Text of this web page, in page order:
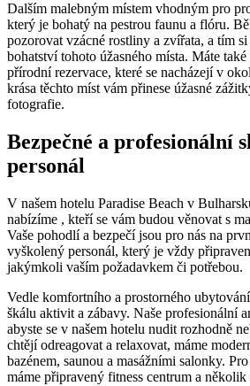
Dalším malebným místem vhodným pro
který je bohatý na pestrou faunu a flóru.
pozorovat vzácné rostliny a zvířata, a tím
bohatství tohoto úžasného místa. Máte
přírodní rezervace, které se nacházejí v
krása těchto míst vám přinese úžasné
fotografie.
Bezpečné a profesionální
personál
V našem hotelu Paradise Beach v
nabízíme , kteří se vám budou věnovat s
Vaše pohodlí a bezpečí jsou pro nás na
vyškolený personál, který je vždy
jakýmkoli vaším požadavkem či potřebou.
Vedle komfortního a prostorného
škálu aktivit a zábavy. Naše profesionální
abyste se v našem hotelu nudit rozhodně
chtějí odreagovat a relaxovat, máme
bazénem, saunou a masážními salonky.
máme připravený fitness centrum a